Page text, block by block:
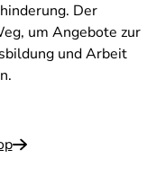
Der
um Angebote zur
und Arbeit